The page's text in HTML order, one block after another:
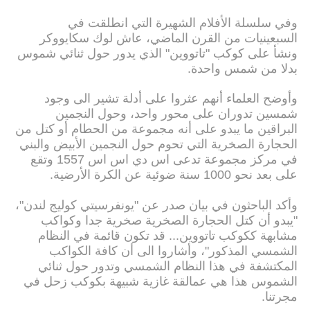
وفي سلسلة الأفلام الشهيرة التي انطلقت في
السبعينيات من القرن الماضي، عاش لوك سكايووكر
ونشأ على كوكب "تاتووين" الذي يدور حول ثنائي شموس
بدلا من شمس واحدة.
وأوضح العلماء أنهم عثروا على أدلة تشير الى وجود
شمسين تدوران على محور واحد، وحول النجمين
البراقين ما يبدو على أنه مجموعة من الحطام أو كتل من
الحجارة الصخرية التي تحوم حول النجمين الأبيض والبني
في مركز مجموعة تدعى اس دي اس اس 1557 وتقع
على بعد نحو 1000 سنة ضوئية عن الكرة الأرضية.
وأكد الباحثون في بيان صدر عن "يونفرسيتي كوليج لندن"،
"يبدو أن كتل الحجارة الصخرية صخرية جدا وكواكب
مشابهة ككوكب تاتووين... قد تكون قائمة في النظام
الشمسي المذكور"، وأشاروا الى أن كافة الكواكب
المكتشفة في هذا النظام الشمسي وتدور حول ثنائي
الشموس هذا هي عمالقة غازية شبيهة بكوكب زحل في
مجرتنا.